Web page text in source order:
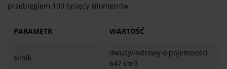
przebiegiem 100 tysięcy kilometrów.
PARAMETR WARTOŚĆ
silnik
dwucylindrowy o pojemności
647 cm3